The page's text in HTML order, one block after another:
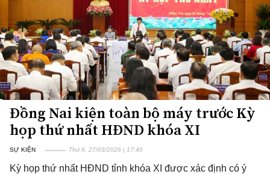
Đồng Nai kiện toàn bộ máy trước Kỳ
họp thứ nhất HĐND khóa XI
SỰ KIỆN Thứ 6, 27/03/2026 | 17:40
Kỳ họp thứ nhất HĐND tỉnh khóa XI được xác định có ý